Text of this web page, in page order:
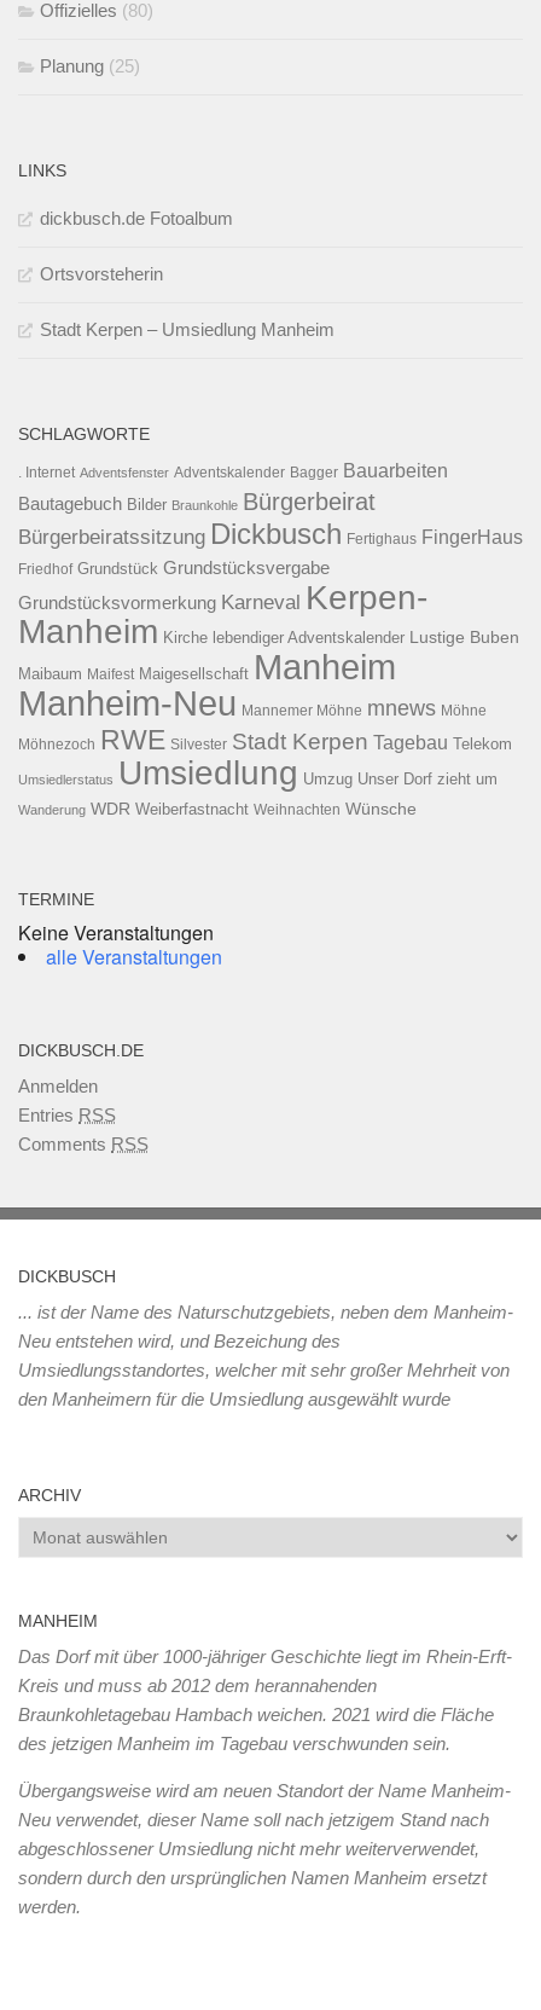
Offizielles (80)
Planung (25)
LINKS
dickbusch.de Fotoalbum
Ortsvorsteherin
Stadt Kerpen – Umsiedlung Manheim
SCHLAGWORTE
. Internet Adventsfenster Adventskalender Bagger Bauarbeiten
Bautagebuch Bilder Braunkohle Bürgerbeirat
Bürgerbeiratssitzung Dickbusch Fertighaus FingerHaus
Friedhof Grundstück Grundstücksvergabe
Grundstücksvormerkung Karneval Kerpen-
Manheim Kirche lebendiger Adventskalender Lustige Buben
Maibaum Maifest Maigesellschaft Manheim
Manheim-Neu Mannemer Möhne mnews Möhne
Möhnezoch RWE Silvester Stadt Kerpen Tagebau Telekom
Umsiedlerstatus Umsiedlung Umzug Unser Dorf zieht um
Wanderung WDR Weiberfastnacht Weihnachten Wünsche
TERMINE
Keine Veranstaltungen
alle Veranstaltungen
DICKBUSCH.DE
Anmelden
Entries RSS
Comments RSS
DICKBUSCH
... ist der Name des Naturschutzgebiets, neben dem Manheim-
Neu entstehen wird, und Bezeichung des
Umsiedlungsstandortes, welcher mit sehr großer Mehrheit von
den Manheimern für die Umsiedlung ausgewählt wurde
ARCHIV
Archiv
MANHEIM
Das Dorf mit über 1000-jähriger Geschichte liegt im Rhein-Erft-
Kreis und muss ab 2012 dem herannahenden
Braunkohletagebau Hambach weichen. 2021 wird die Fläche
des jetzigen Manheim im Tagebau verschwunden sein.
Übergangsweise wird am neuen Standort der Name Manheim-
Neu verwendet, dieser Name soll nach jetzigem Stand nach
abgeschlossener Umsiedlung nicht mehr weiterverwendet,
sondern durch den ursprünglichen Namen Manheim ersetzt
werden.